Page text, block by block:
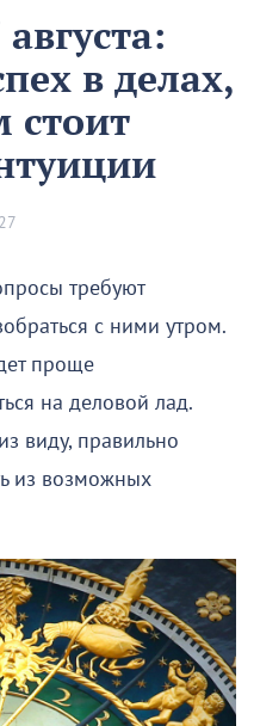
в делах,
стоит
требуют
с ними утром.
проще
на деловой лад.
виду, правильно
из возможных